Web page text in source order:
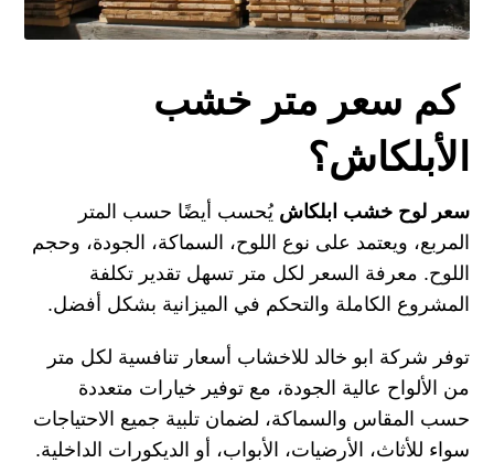
كم سعر متر خشب
الأبلكاش؟
سعر لوح خشب ابلكاش يُحسب أيضًا حسب المتر
المربع، ويعتمد على نوع اللوح، السماكة، الجودة، وحجم
اللوح. معرفة السعر لكل متر تسهل تقدير تكلفة
المشروع الكاملة والتحكم في الميزانية بشكل أفضل.
توفر شركة ابو خالد للاخشاب أسعار تنافسية لكل متر
من الألواح عالية الجودة، مع توفير خيارات متعددة
حسب المقاس والسماكة، لضمان تلبية جميع الاحتياجات
سواء للأثاث، الأرضيات، الأبواب، أو الديكورات الداخلية.